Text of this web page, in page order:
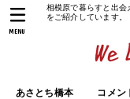
相模原で暮らすと出会
をご紹介しています。
あさとち橋本 コメン
MENU